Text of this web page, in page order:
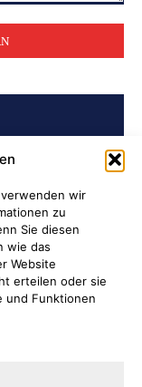
wir
zu
Sie diesen
wie das
Website
erteilen oder sie
und Funktionen
nach